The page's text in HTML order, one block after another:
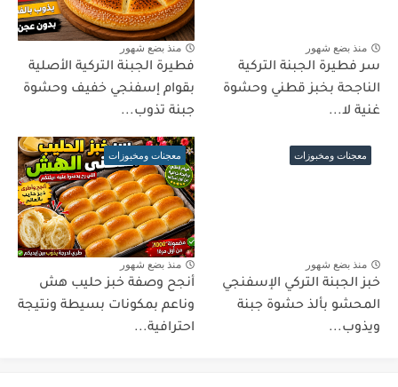
منذ بضع شهور
سر فطيرة الجبنة التركية
الناجحة بخبز قطني وحشوة
غنية لا...
منذ بضع شهور
فطيرة الجبنة التركية الأصلية
بقوام إسفنجي خفيف وحشوة
جبنة تذوب...
معجنات ومخبوزات
منذ بضع شهور
خبز الجبنة التركي الإسفنجي
المحشو بألذ حشوة جبنة
ويذوب...
معجنات ومخبوزات
منذ بضع شهور
أنجح وصفة خبز حليب هش
وناعم بمكونات بسيطة ونتيجة
احترافية...